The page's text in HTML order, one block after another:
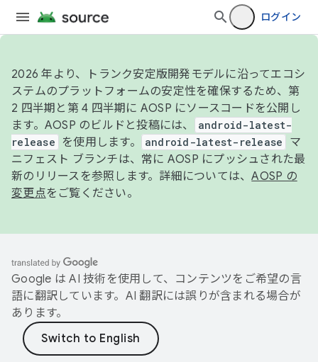
ログイン
2026 年より、トランク安定版開発モデルに沿ってエコシ
ステムのプラットフォームの安定性を確保するため、第
2 四半期と第 4 四半期に AOSP にソースコードを公開し
ます。AOSP のビルドと投稿には、
android-latest-
release
を使用します。 android-latest-release
マ
ニフェスト ブランチは、常に AOSP にプッシュされた最
新のリリースを参照します。詳細については、AOSP の
変更点をご覧ください。
Google は AI 技術を使用して、コンテンツをご希望の言
語に翻訳しています。AI 翻訳には誤りが含まれる場合が
あります。